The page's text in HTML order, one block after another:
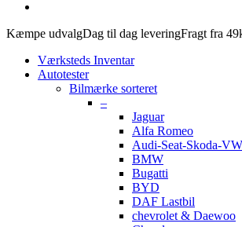
Kæmpe udvalgDag til dag leveringFragt fra
Værksteds Inventar
Autotester
Bilmærke sorteret
–
Jaguar
Alfa Romeo
Audi-Seat-Skoda-VW
BMW
Bugatti
BYD
DAF Lastbil
chevrolet & Daewoo